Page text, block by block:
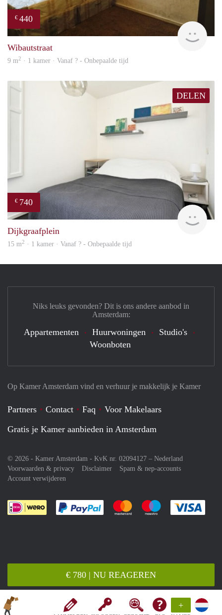
+
€ 780 | NU REAGEREN
€ 440
Wibautstraat
9 m2 · 1 kamer · Vanaf ? - Onbepaalde tijd
DELEN
€ 740
Dijkgraafplein
15 m2 · 1 kamer · Vanaf ? - Onbepaalde tijd
Op Kamer Amsterdam vind en verhuur je makkelijk je Kamer
Partners Contact Faq
Voor Makelaars
Gratis je Kamer aanbieden in Amsterdam
© 2026 - Kamer Amsterdam - KvK nr. 02094127 – Nederland
Voorwaarden & privacy
Disclaimer
Spam & nep-accounts
Account verwijderen
Je rekent gemakkelijk af met Paypal
Je rekent gemakkelijk af met
Je rekent
Niks leuks gevonden? Dit is ons andere aanbod in
Amsterdam:
Appartementen Huurwoningen
Studio's
Woonboten